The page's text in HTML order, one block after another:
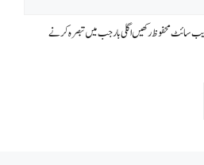
سائٹ محفوظ رکھیں اگلی بار جب میں تبصرہ کرنے